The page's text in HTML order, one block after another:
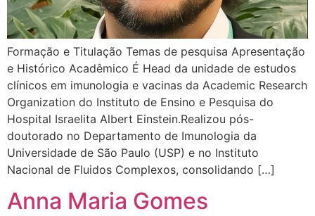
Formação e Titulação Temas de pesquisa Apresentação
e Histórico Acadêmico É Head da unidade de estudos
clínicos em imunologia e vacinas da Academic Research
Organization do Instituto de Ensino e Pesquisa do
Hospital Israelita Albert Einstein.Realizou pós-
doutorado no Departamento de Imunologia da
Universidade de São Paulo (USP) e no Instituto
Nacional de Fluidos Complexos, consolidando […]
Anna Maria Gomes